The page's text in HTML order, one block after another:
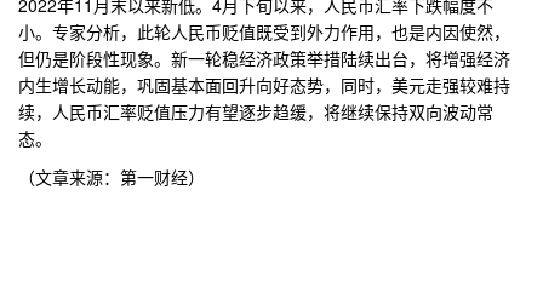
2022年11月末以来新低。4月下旬以来，人民币汇率下跌幅度不
小。专家分析，此轮人民币贬值既受到外力作用，也是内因使然，
但仍是阶段性现象。新一轮稳经济政策举措陆续出台，将增强经济
内生增长动能，巩固基本面回升向好态势，同时，美元走强较难持
续，人民币汇率贬值压力有望逐步趋缓，将继续保持双向波动常
态。
（文章来源：第一财经）